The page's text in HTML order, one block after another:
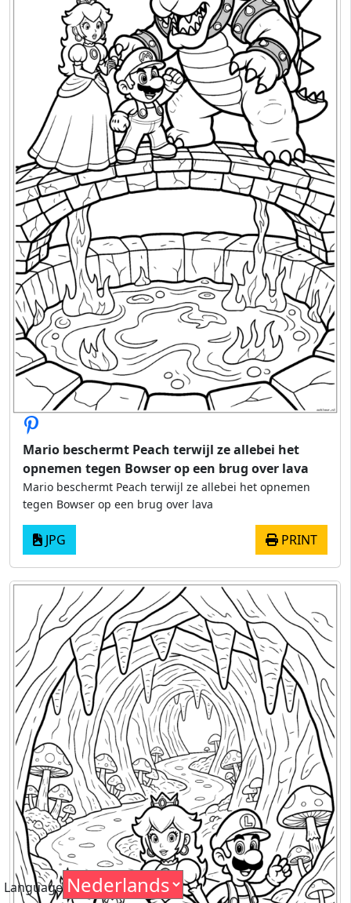
Mario beschermt Peach terwijl ze allebei het
opnemen tegen Bowser op een brug over lava
Mario beschermt Peach terwijl ze allebei het opnemen
tegen Bowser op een brug over lava
JPG PRINT
Language